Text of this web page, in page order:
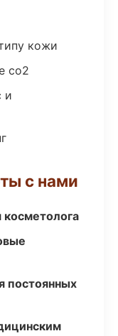
кожи
co2
и
с нами
косметолога
постоянных